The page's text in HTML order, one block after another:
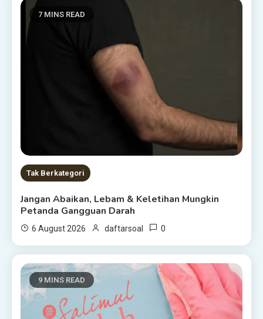
7 MINS READ
Tak Berkategori
Jangan Abaikan, Lebam & Keletihan Mungkin
Petanda Gangguan Darah
6 August 2026 daftarsoal 0
9 MINS READ